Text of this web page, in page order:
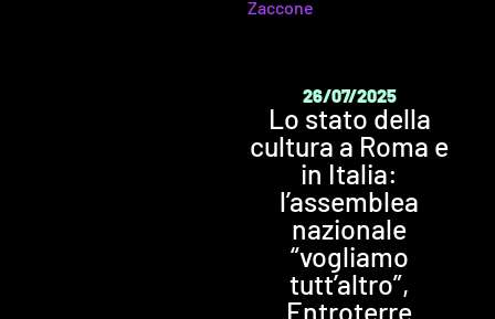
Zaccone
26/07/2025
Lo stato della
cultura a Roma e
in Italia:
l’assemblea
nazionale
“vogliamo
tutt’altro”,
Entroterre